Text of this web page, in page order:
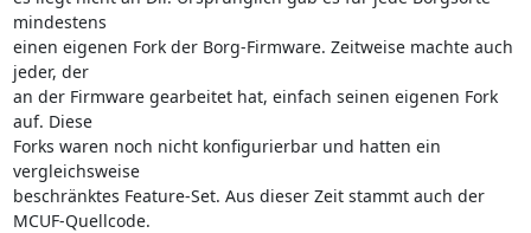
mindestens
einen eigenen Fork der Borg-Firmware. Zeitweise machte auch
jeder, der
an der Firmware gearbeitet hat, einfach seinen eigenen Fork
auf. Diese
Forks waren noch nicht konfigurierbar und hatten ein
vergleichsweise
beschränktes Feature-Set. Aus dieser Zeit stammt auch der
MCUF-Quellcode.